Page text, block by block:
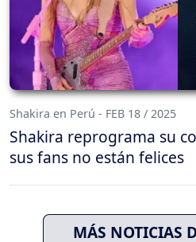
Shakira en Perú - FEB 18 / 2025
Shakira reprograma su
sus fans no están felices
MÁS NOTICIAS